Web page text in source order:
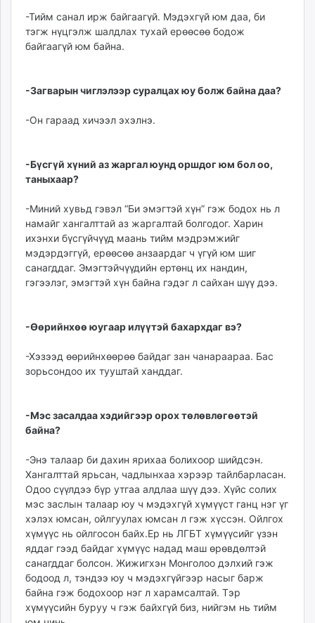
-Тийм санал ирж байгаагүй. Мэдэхгүй юм даа, би
тэгж нүцгэлж шалдлах тухай ерөөсөө бодож
байгаагүй юм байна.
-Загварын чиглэлээр суралцах юу болж байна даа?
-Он гараад хичээл эхэлнэ.
-Бүсгүй хүний аз жаргал юунд оршдог юм бол оо,
таныхаар?
-Миний хувьд гэвэл “Би эмэгтэй хүн” гэж бодох нь л
намайг хангалттай аз жаргалтай болгодог. Харин
ихэнхи бүсгүйчүүд маань тийм мэдрэмжийг
мэдэрдэггүй, ерөөсөө анзаардаг ч үгүй юм шиг
санагддаг. Эмэгтэйчүүдийн ертөнц их нандин,
гэгээлэг, эмэгтэй хүн байна гэдэг л сайхан шүү дээ.
-Өөрийнхөө юугаар илүүтэй бахархдаг вэ?
-Хэзээд өөрийнхөөрөө байдаг зан чанараараа. Бас
зорьсондоо их тууштай ханддаг.
-Мэс засалдаа хэдийгээр орох төлөвлөгөөтэй
байна?
-Энэ талаар би дахин ярихаа болихоор шийдсэн.
Хангалттай ярьсан, чадлынхаа хэрээр тайлбарласан.
Одоо сүүлдээ бүр утгаа алдлаа шүү дээ. Хүйс солих
мэс заслын талаар юу ч мэдэхгүй хүмүүст ганц нэг үг
хэлэх юмсан, ойлгуулах юмсан л гэж хүссэн. Ойлгох
хүмүүс нь ойлгосон байх.Ер нь ЛГБТ хүмүүсийг үзэн
яддаг гээд байдаг хүмүүс надад маш өрөвдөлтэй
санагддаг болсон. Жижигхэн Монголоо дэлхий гэж
бодоод л, тэндээ юу ч мэдэхгүйгээр насыг барж
байна гэж бодохоор нэг л харамсалтай. Тэр
хүмүүсийн буруу ч гэж байхгүй биз, нийгэм нь тийм